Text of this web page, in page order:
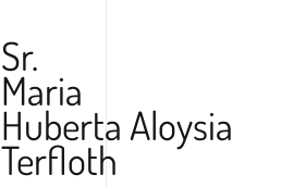
Sr.
Maria
Huberta Aloysia
Terfloth